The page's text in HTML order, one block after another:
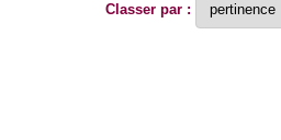
Classer par :